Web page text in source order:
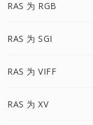
RAS 为 RGB
RAS 为 SGI
RAS 为 VIFF
RAS 为 XV